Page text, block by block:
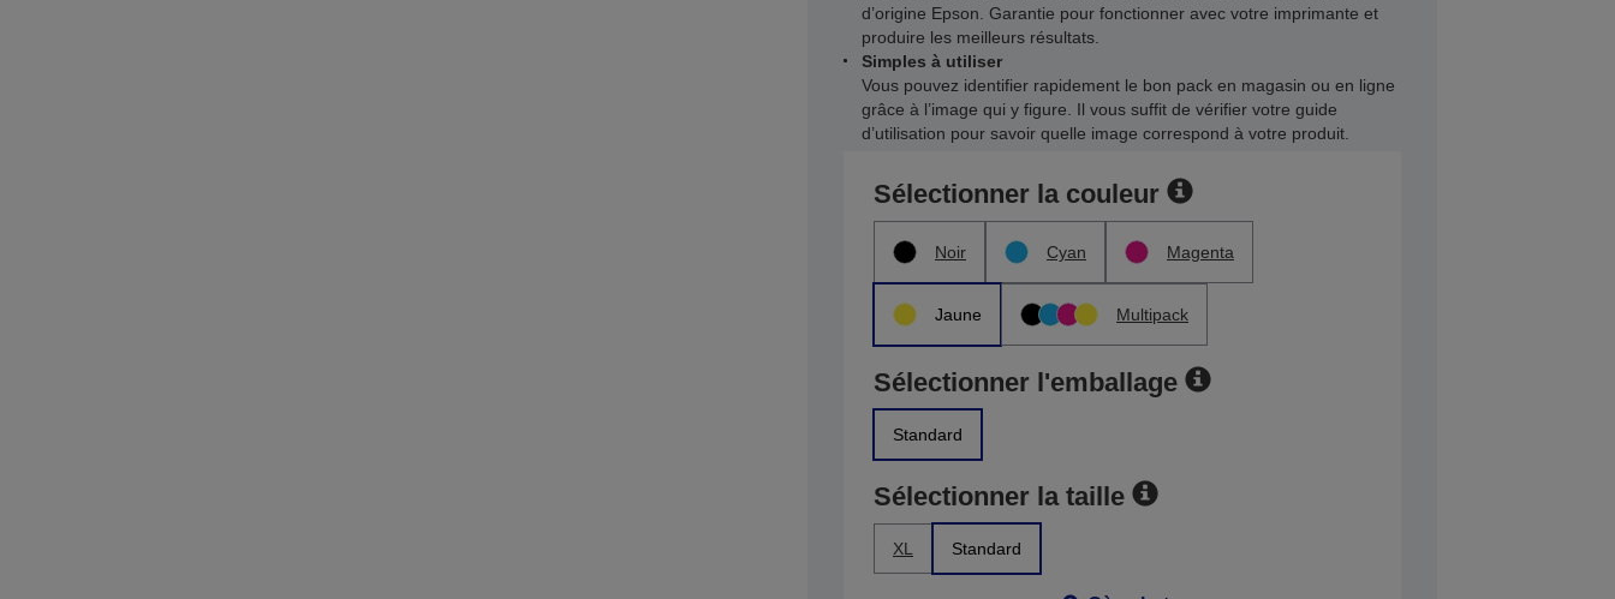
d’origine Epson. Garantie pour fonctionner avec votre imprimante et
produire les meilleurs résultats.
Simples à utiliser
Vous pouvez identifier rapidement le bon pack en magasin ou en ligne
grâce à l’image qui y figure. Il vous suffit de vérifier votre guide
d’utilisation pour savoir quelle image correspond à votre produit.
Sélectionner la couleur
Noir Cyan Magenta
Jaune Multipack
Sélectionner l'emballage
Standard
Sélectionner la taille
XL Standard